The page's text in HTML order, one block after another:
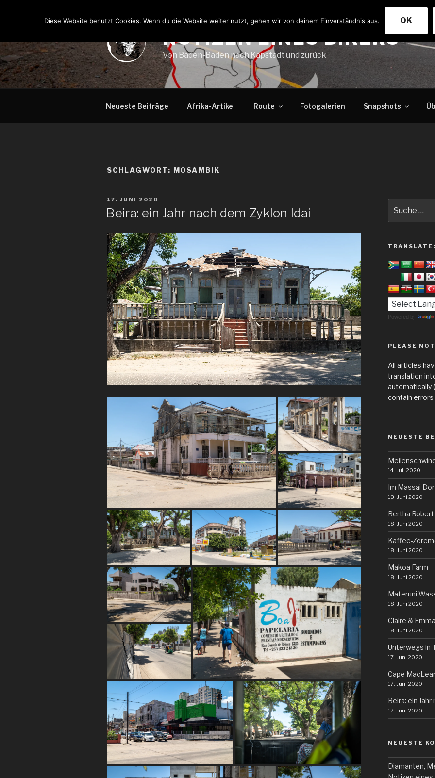
NOTIZEN EINES BIKERS
Von Baden-Baden nach Kapstadt und zurück
Neueste Beiträge Afrika-Artikel Route Fotogalerien Snapshots
SCHLAGWORT: MOSAMBIK
VERÖFFENTLICHT
17. JUNI 2020
Beira: ein Jahr nach dem Zyklon Idai
nach:
TRANSLATE:
Powered by
PLEASE
All articles
translation
automatically
contain
NEUESTE
14. Juli 2020
Im Massai
18. Juni 2020
Bertha Robert
18. Juni 2020
Kaffee-
18. Juni 2020
Makoa Farm
18. Juni 2020
Materuni
18. Juni 2020
Claire &
18. Juni 2020
Unterwegs in
17. Juni 2020
Cape MacLear
17. Juni 2020
Beira: ein Jahr
17. Juni 2020
NEUESTE
Diamanten,
Diese Website benutzt Cookies. Wenn du die Website weiter nutzt, gehen wir von deinem Einverständnis aus. OK